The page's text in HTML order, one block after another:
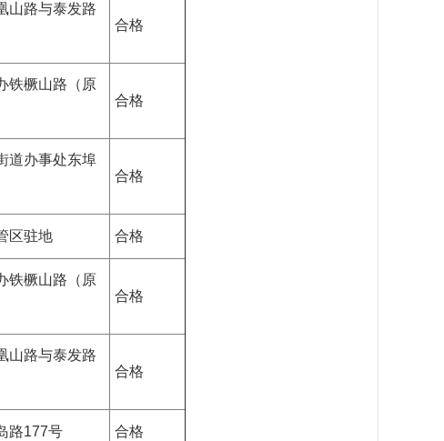
山路与泰发路
合格
铁橛山路（原
合格
道办事处东埠
合格
区驻地 合格
铁橛山路（原
合格
山路与泰发路
合格
路177号 合格